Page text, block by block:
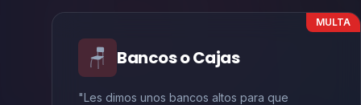
MULTA
🪑 Bancos o Cajas
"Les dimos unos bancos altos para que